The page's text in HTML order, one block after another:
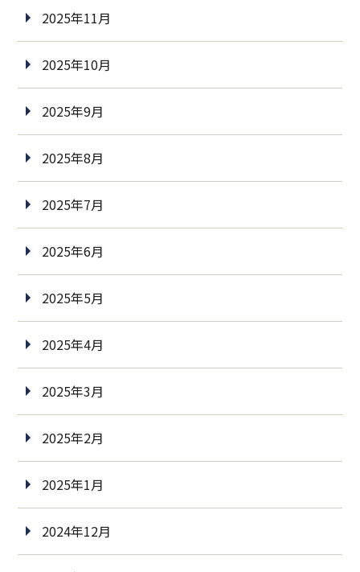
2025年11月
2025年10月
2025年9月
2025年8月
2025年7月
2025年6月
2025年5月
2025年4月
2025年3月
2025年2月
2025年1月
2024年12月